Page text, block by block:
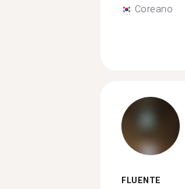
Coreano
FLUENTE